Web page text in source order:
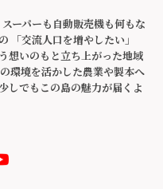
ーパーも自動販売機も何もな
「交流人口を増やしたい」
想いのもと立ち上がった地域
環境を活かした農業や製本へ
しでもこの島の魅力が届くよ